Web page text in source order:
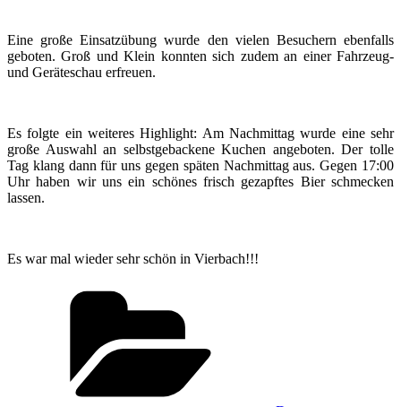
Eine große Einsatzübung wurde den vielen Besuchern ebenfalls
geboten. Groß und Klein konnten sich zudem an einer Fahrzeug-
und Geräteschau erfreuen.
Es folgte ein weiteres Highlight: Am Nachmittag wurde eine sehr
große Auswahl an selbstgebackene Kuchen angeboten. Der tolle
Tag klang dann für uns gegen späten Nachmittag aus. Gegen 17:00
Uhr haben wir uns ein schönes frisch gezapftes Bier schmecken
lassen.
Es war mal wieder sehr schön in Vierbach!!!